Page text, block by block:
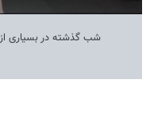
شب گذشته در بسیاری از